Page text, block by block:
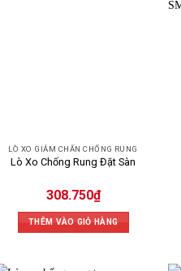
LÒ XO GIẢM CHẤN CHỐNG RUNG
Lò Xo Chống Rung Đặt Sàn
308.750₫
THÊM VÀO GIỎ HÀNG